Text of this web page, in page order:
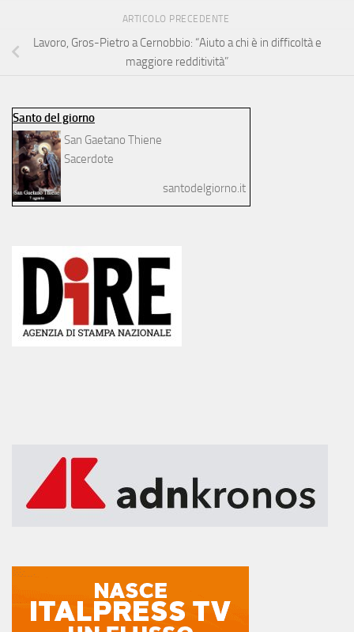
ARTICOLO PRECEDENTE
Lavoro, Gros-Pietro a Cernobbio: “Aiuto a chi è in difficoltà e
maggiore redditività”
Santo del giorno
San Gaetano Thiene
Sacerdote
santodelgiorno.it